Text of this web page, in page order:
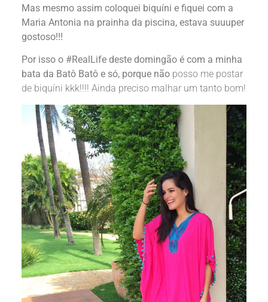
Mas mesmo assim coloquei biquíni e fiquei com a
Maria Antonia na prainha da piscina, estava suuuper
gostoso!!!
Por isso o #RealLife deste domingão é com a minha
bata da Batô Batô e só, porque não posso me postar
de biquíni kkk!!!! Ainda preciso malhar um tanto bom!